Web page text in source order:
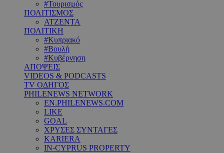
#Τουρισμός
ΠΟΛΙΤΙΣΜΟΣ
ΑΤΖΕΝΤΑ
ΠΟΛΙΤΙΚΗ
#Κυπριακό
#Βουλή
#Κυβέρνηση
ΑΠΟΨΕΙΣ
VIDEOS & PODCASTS
TV ΟΔΗΓΟΣ
PHILENEWS NETWORK
EN.PHILENEWS.COM
LIKE
GOAL
ΧΡΥΣΕΣ ΣΥΝΤΑΓΕΣ
KARIERA
IN-CYPRUS PROPERTY